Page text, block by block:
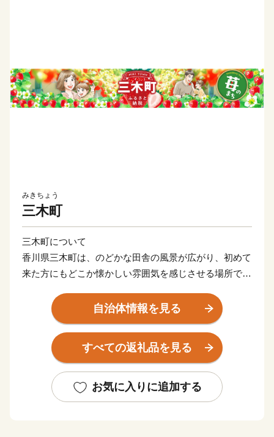
みきちょう
三木町
三木町について
香川県三木町は、のどかな田舎の風景が広がり、初めて
来た方にもどこか懐かしい雰囲気を感じさせる場所で
田舎だけれど田舎じゃない。そんな我が町の夢は「子育
て日本一のまち」をつくること。
知名度もない、予算も少ない町ですが、本気で挑戦する
『三木町』に、あたたかいご支援をお願いいたします。
まずは、ふるさと納税の返礼品を通じて、そしていつか
実際に訪れて。
自治体情報を見る
すべての返礼品を見る
お気に入りに追加する